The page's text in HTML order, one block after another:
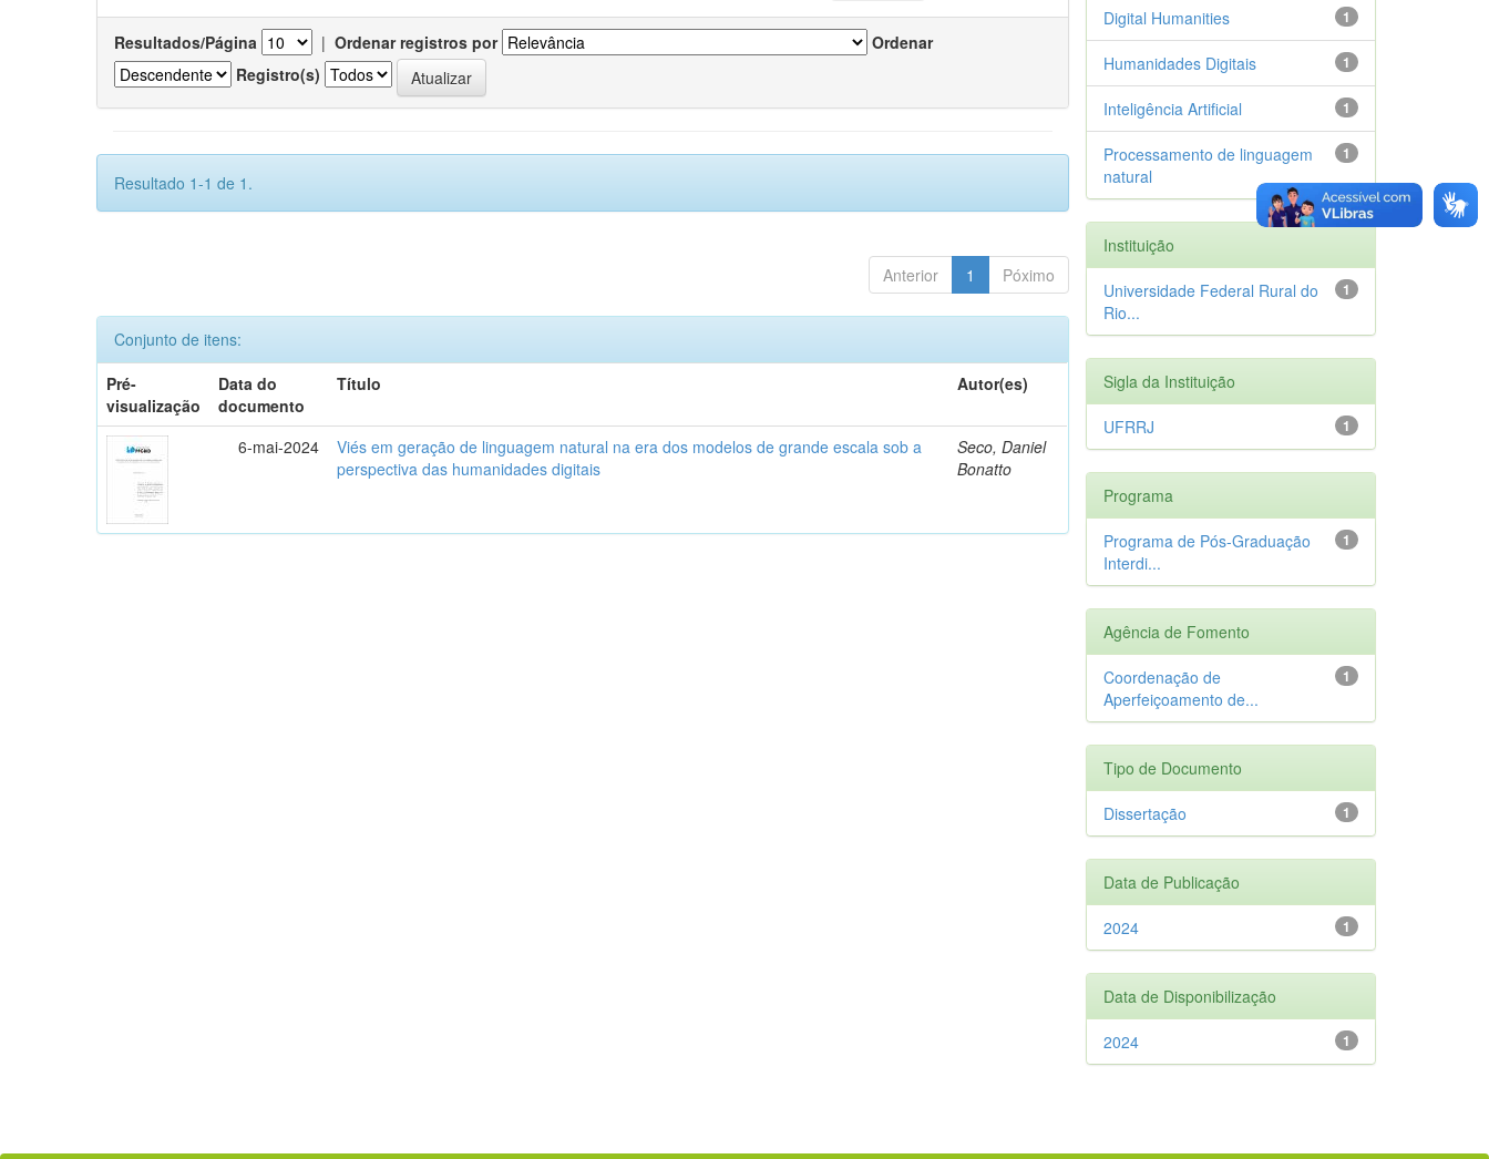
Resultados/Página | Ordenar registros por
Ordenar
Registro(s)
Resultado 1-1 de 1.
Anterior 1 Póximo
Conjunto de itens:
Pré-
visualização
Data do
documento
Título Autor(es)
6-mai-2024
Viés em geração de linguagem natural na era dos modelos de grande escala sob a
perspectiva das humanidades digitais
Seco, Daniel
Bonatto
1
Digital Humanities
1
Humanidades Digitais
1
Inteligência Artificial
1
Processamento de linguagem
natural
Instituição
1
Universidade Federal Rural do
Rio...
Sigla da Instituição
1
UFRRJ
Programa
1
Programa de Pós-Graduação
Interdi...
Agência de Fomento
1
Coordenação de
Aperfeiçoamento de...
Tipo de Documento
1
Dissertação
Data de Publicação
1
2024
Data de Disponibilização
1
2024